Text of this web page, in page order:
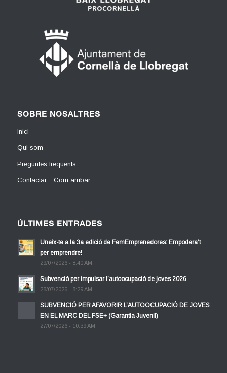
SOBRE NOSALTRES
Inici
Qui som
Preguntes freqüents
Contactar :: Com arribar
ÚLTIMES ENTRADES
Uneix-te a la 3a edició de FemEmprenedores: Empodera’t
per emprendre!
29/07/2026 - 8:40 AM
Subvenció per impulsar l’autoocupació de joves 2026
28/07/2026 - 8:29 AM
SUBVENCIÓ PER AFAVORIR L’AUTOOCUPACIÓ DE JOVES
EN EL MARC DEL FSE+ (Garantia Juvenil)
27/07/2026 - 10:39 AM